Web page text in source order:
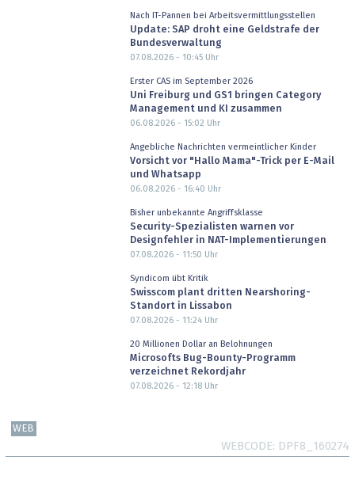
Nach IT-Pannen bei Arbeitsvermittlungsstellen
Update: SAP droht eine Geldstrafe der
Bundesverwaltung
07.08.2026 - 10:45Uhr
Erster CAS im September 2026
Uni Freiburg und GS1 bringen Category
Management und KI zusammen
06.08.2026 - 15:02 Uhr
Angebliche Nachrichten vermeintlicher Kinder
Vorsicht vor "Hallo Mama"-Trick per E-Mail
und Whatsapp
06.08.2026 - 16:40 Uhr
Bisher unbekannte Angriffsklasse
Security-Spezialisten warnen vor
Designfehler in NAT-Implementierungen
07.08.2026 - 11:50 Uhr
Syndicom übt Kritik
Swisscom plant dritten Nearshoring-
Standort in Lissabon
07.08.2026 - 11:24Uhr
20 Millionen Dollar an Belohnungen
Microsofts Bug-Bounty-Programm
verzeichnet Rekordjahr
07.08.2026 - 12:18Uhr
WEB
WEBCODE DPF8_160274